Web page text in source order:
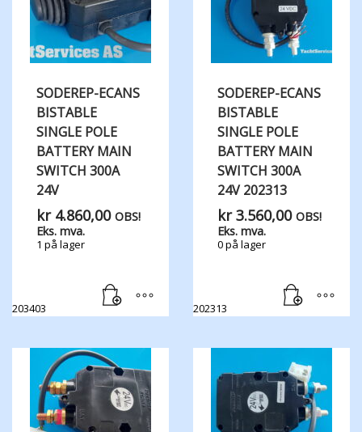
SODEREP-ECANS
BISTABLE
SINGLE POLE
BATTERY MAIN
SWITCH 300A
24V
kr4.860,00 OBS!
Eks. mva.
1 på lager
203403
SODEREP-ECANS
BISTABLE
SINGLE POLE
BATTERY MAIN
SWITCH 300A
24V 202313
kr3.560,00 OBS!
Eks. mva.
0 på lager
202313